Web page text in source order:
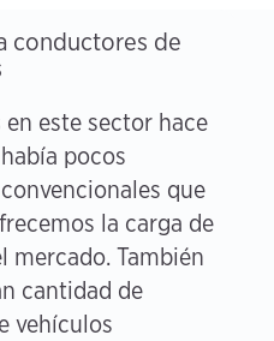
conductores de
este sector hace
pocos
que
la carga de
mercado. También
cantidad de
vehículos